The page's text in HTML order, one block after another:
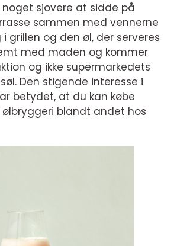
sjovere at sidde på
sammen med vennerne
grillen og den øl, der serveres
med maden og kommer
og ikke supermarkedets
Den stigende interesse i
betydet, at du kan købe
blandt andet hos